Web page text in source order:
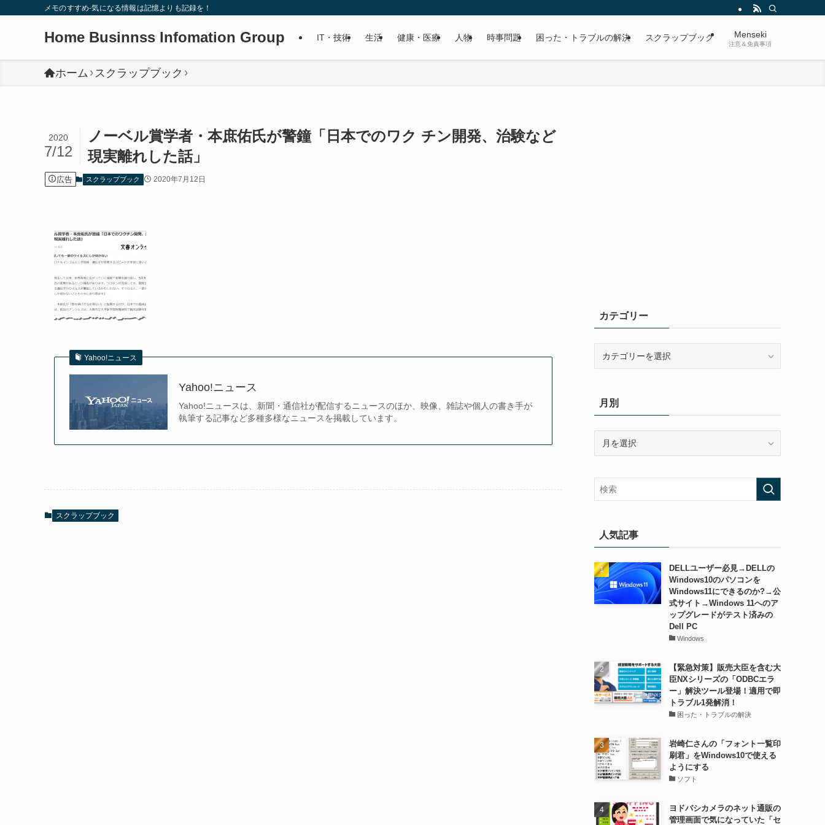
メモのすすめ-気になる情報は記憶よりも記録を！
Home Businnss Infomation Group IT・技術 生活 健康・医療 人物 時事問題 困った・トラブルの解決 スクラップブック Menseki
注意＆免責事項
ホーム スクラップブック
ノーベル賞学者・本庶佑氏が警鐘「日本でのワク チン開発、治験など
現実離れした話」
2020
7/12
広告 スクラップブック 2020年7月12日
Yahoo!ニュース
Yahoo!ニュース
Yahoo!ニュースは、新聞・通信社が配信するニュースのほか、映像、雑誌や個人の書き手が
執筆する記事など多種多様なニュースを掲載しています。
スクラップブック
カテゴリー
ー月別
人気記事
DELLユーザー必見→DELLの
Windows10のパソコンを
Windows11にできるのか?→公
式サイト→Windows 11へのア
ップグレードがテスト済みの
Dell PC
Windows
【緊急対策】販売大臣を含む大
臣NXシリーズの「ODBCエラ
ー」解決ツール登場！適用で即
トラブル1発解消！
困った・トラブルの解決
岩崎仁さんの「フォント一覧印
刷君」をWindows10で使える
ようにする
ソフト
ヨドバシカメラのネット通販の
管理画面で気になっていた「セ